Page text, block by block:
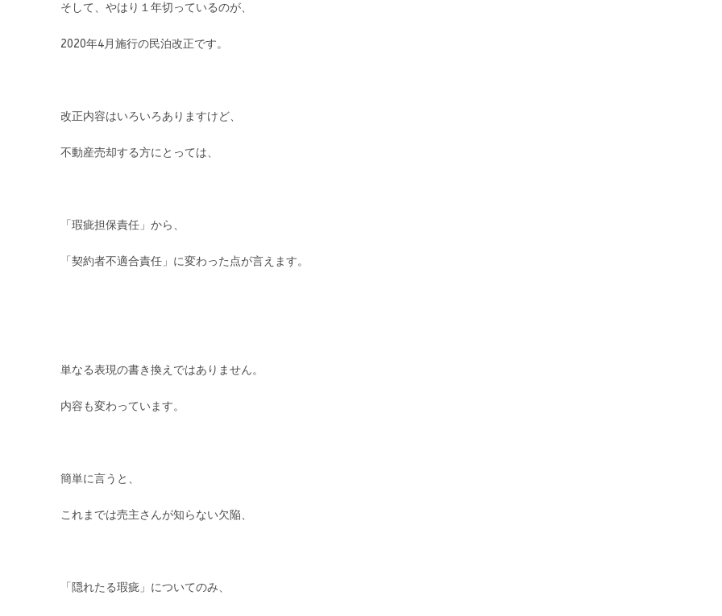
そして、やはり１年切っているのが、
2020年4月施行の民泊改正です。
改正内容はいろいろありますけど、
不動産売却する方にとっては、
「瑕疵担保責任」から、
「契約者不適合責任」に変わった点が言えます。
単なる表現の書き換えではありません。
内容も変わっています。
簡単に言うと、
これまでは売主さんが知らない欠陥、
「隠れたる瑕疵」についてのみ、